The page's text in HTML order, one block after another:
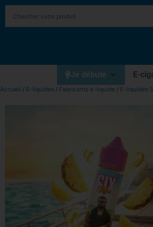
Je débute E-
Accueil / E-liquides / Fabricants e-liquide / E-liquides